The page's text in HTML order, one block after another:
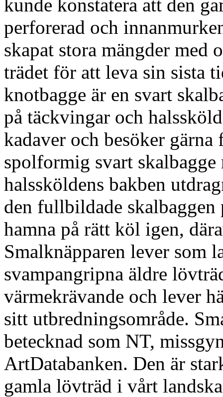
kunde konstatera att den
perforerad och
skapat stora mängder
trädet för att leva sin sista
knotbagge är en svart
på täckvingar och
kadaver och besöker
spolformig svart skalbagge
halssköldens bakben
den fullbildade skalbaggen
hamna på rätt köl igen,
Smalknäpparen lever som
svampangripna äldre
värmekrävande och lever
sitt utbredningsområde.
betecknad som NT,
ArtDatabanken. Den är
gamla lövträd i vårt